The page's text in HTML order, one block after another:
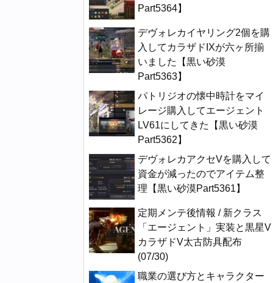
Part5364】
デヴォレカイヤリング2個を購
入してカラザドIXが六ヶ所揃
いました【黒い砂漠
Part5363】
パトリジオの懐中時計をマイ
レージ購入してエージェント
LV61にしてきた【黒い砂漠
Part5362】
デヴォレカアクセVを購入して
資金が減ったのでアイテム整
理【黒い砂漠Part5361】
定期メンテ後情報 / 新クラス
「エージェント」実装と黒星V
カラザドV太古防具配布
(07/30)
職業の選び方とキャラクター